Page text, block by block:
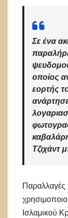
Σε ένα
οποίος
εορτής
Τζιχάντ
Παραλλαγές
Ισλαμικού